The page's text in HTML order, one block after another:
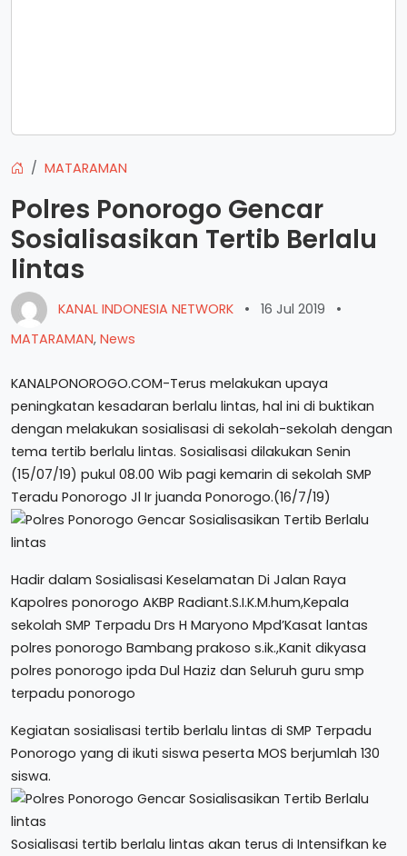
MATARAMAN
Polres Ponorogo Gencar
Sosialisasikan Tertib Berlalu
lintas
KANAL INDONESIA NETWORK • 16 Jul 2019
•
MATARAMAN, News
KANALPONOROGO.COM-Terus melakukan upaya
peningkatan kesadaran berlalu lintas, hal ini di buktikan
dengan melakukan sosialisasi di sekolah-sekolah dengan
tema tertib berlalu lintas. Sosialisasi dilakukan Senin
(15/07/19) pukul 08.00 Wib pagi kemarin di sekolah SMP
Teradu Ponorogo Jl Ir juanda Ponorogo.(16/7/19)
Hadir dalam Sosialisasi Keselamatan Di Jalan Raya
Kapolres ponorogo AKBP Radiant.S.I.K.M.hum,Kepala
sekolah SMP Terpadu Drs H Maryono Mpd’Kasat lantas
polres ponorogo Bambang prakoso s.ik.,Kanit dikyasa
polres ponorogo ipda Dul Haziz dan Seluruh guru smp
terpadu ponorogo
Kegiatan sosialisasi tertib berlalu lintas di SMP Terpadu
Ponorogo yang di ikuti siswa peserta MOS berjumlah 130
siswa.
Sosialisasi tertib berlalu lintas akan terus di Intensifkan ke